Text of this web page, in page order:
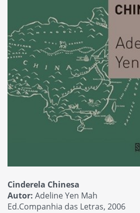
Cinderela Chinesa
Autor: Adeline Yen Mah
Ed.Companhia das Letras, 2006